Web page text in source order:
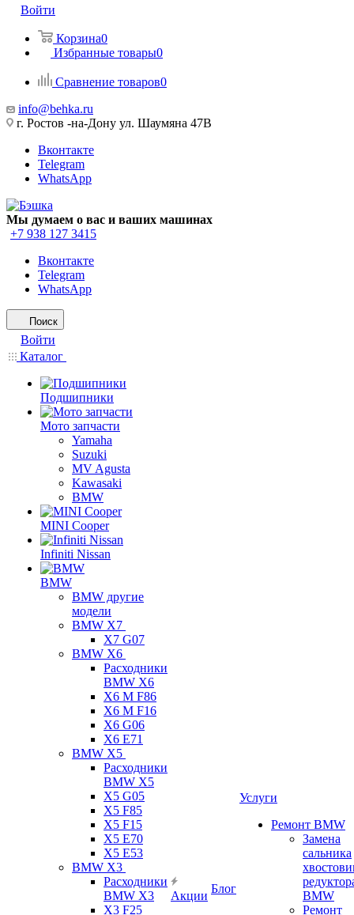
Войти
Корзина0
Избранные товары0
Сравнение товаров0
info@behka.ru
г. Ростов -на-Дону ул. Шаумяна 47В
Вконтакте
Telegram
WhatsApp
Мы думаем о вас и ваших машинах
+7 938 127 3415
Вконтакте
Telegram
WhatsApp
Поиск
Войти
Каталог
Подшипники
Мото запчасти
Yamaha
Suzuki
MV Agusta
Kawasaki
BMW
MINI Cooper
Infiniti Nissan
BMW
BMW другие
модели
BMW X7
X7 G07
BMW X6
Расходники
BMW X6
X6 M F86
X6 M F16
X6 G06
X6 E71
BMW X5
Расходники
BMW X5
X5 G05
X5 F85
X5 F15
X5 E70
X5 E53
BMW X3
Расходники
BMW X3
X3 F25
Акции
Блог
Услуги
Ремонт BMW
Замена
сальника
BMW
Ремонт